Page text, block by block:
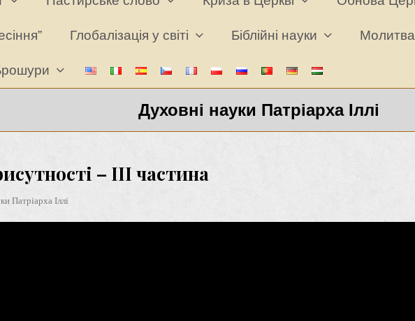
Глобалізація у світі Біблійні науки
Духовні науки Патріарха Іллі
– III частина
Патріарха Іллі